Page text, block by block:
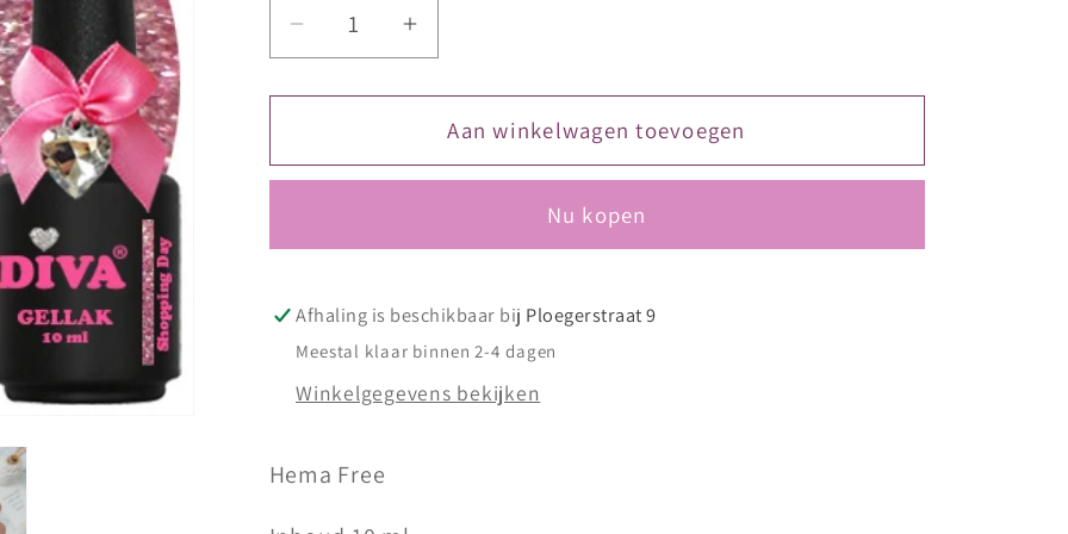
Aantal
verlagen
voor
Gellak
10
Aantal
verhogen
voor
DIVA
Gellak
10
Aan winkelwagen toevoegen
Nu kopen
Afhaling is beschikbaar bij Ploegerstraat 9
Meestal klaar binnen 2-4 dagen
Winkelgegevens bekijken
Hema Free